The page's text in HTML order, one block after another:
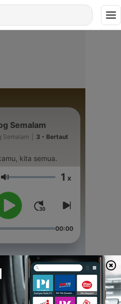
Semalam
Semalam 3 - Bertaut
kita semua.
Volym 1 x
00:00